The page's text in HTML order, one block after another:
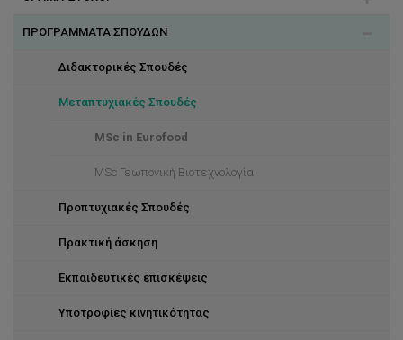
Επιτυχίες Απόφοιτων
ΠΡΟΓΡΑΜΜΑΤΑ ΣΠΟΥΔΩΝ
Διδακτορικές Σπουδές
Μεταπτυχιακές Σπουδές
MSc in Eurofood
MSc Γεωπονική Βιοτεχνολογία
Προπτυχιακές Σπουδές
Πρακτική άσκηση
Εκπαιδευτικές επισκέψεις
Υποτροφίες κινητικότητας